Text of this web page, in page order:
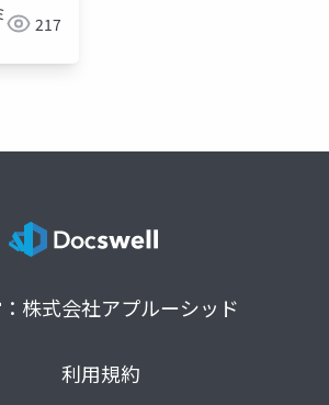
217
株式会社アプルーシッド
利用規約